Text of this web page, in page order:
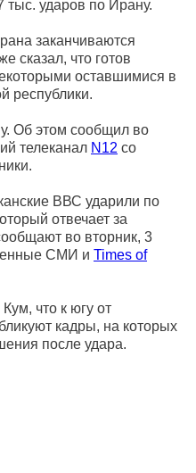
тыс. ударов по Ирану.
заканчиваются
сказал, что готов
оставшимися в
республики.
Об этом сообщил во
телеканал N12 со
ВВС ударили по
отвечает за
во вторник, 3
СМИ и Times of
что к югу от
кадры, на которых
после удара.